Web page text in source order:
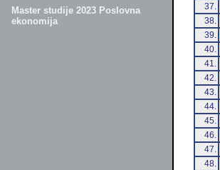
Master studije 2023 Poslovna
ekonomija
37.
38.
39.
40.
41.
42.
43.
44.
45.
46.
47.
48.